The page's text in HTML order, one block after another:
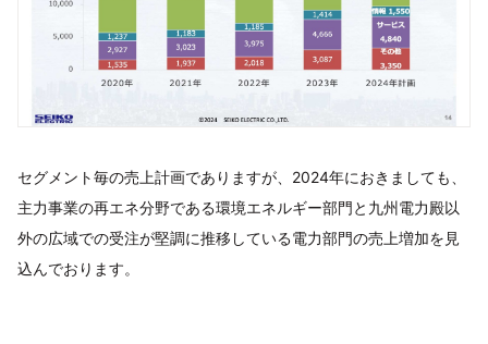
セグメント毎の売上計画でありますが、2024年におきましても、
主力事業の再エネ分野である環境エネルギー部門と九州電力殿以
外の広域での受注が堅調に推移している電力部門の売上増加を見
込んでおります。